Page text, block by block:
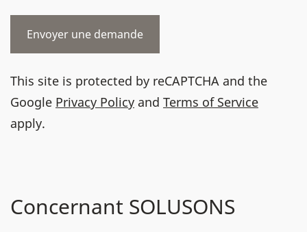
This site is protected by reCAPTCHA and the
Google Privacy Policy and Terms of Service
apply.
Concernant SOLUSONS